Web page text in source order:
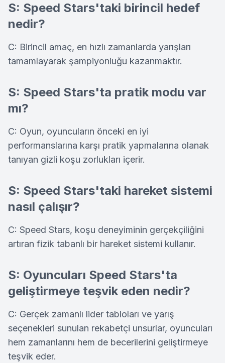
S: Speed Stars'taki birincil hedef
nedir?
C: Birincil amaç, en hızlı zamanlarda yarışları
tamamlayarak şampiyonluğu kazanmaktır.
S: Speed Stars'ta pratik modu var
mı?
C: Oyun, oyuncuların önceki en iyi
performanslarına karşı pratik yapmalarına olanak
tanıyan gizli koşu zorlukları içerir.
S: Speed Stars'taki hareket sistemi
nasıl çalışır?
C: Speed Stars, koşu deneyiminin gerçekçiliğini
artıran fizik tabanlı bir hareket sistemi kullanır.
S: Oyuncuları Speed Stars'ta
geliştirmeye teşvik eden nedir?
C: Gerçek zamanlı lider tabloları ve yarış
seçenekleri sunulan rekabetçi unsurlar, oyuncuları
hem zamanlarını hem de becerilerini geliştirmeye
teşvik eder.